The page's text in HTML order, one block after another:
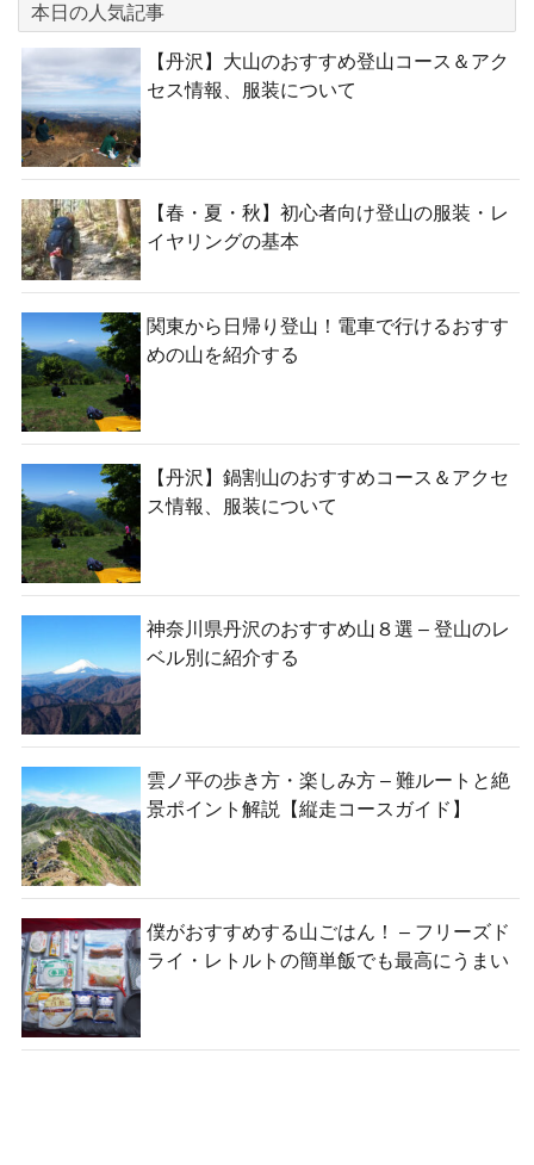
本日の人気記事
【丹沢】大山のおすすめ登山コース＆アク
セス情報、服装について
【春・夏・秋】初心者向け登山の服装・レ
イヤリングの基本
関東から日帰り登山！電車で行けるおすす
めの山を紹介する
【丹沢】鍋割山のおすすめコース＆アクセ
ス情報、服装について
神奈川県丹沢のおすすめ山８選 – 登山のレ
ベル別に紹介する
雲ノ平の歩き方・楽しみ方 – 難ルートと絶
景ポイント解説【縦走コースガイド】
僕がおすすめする山ごはん！ – フリーズド
ライ・レトルトの簡単飯でも最高にうまい